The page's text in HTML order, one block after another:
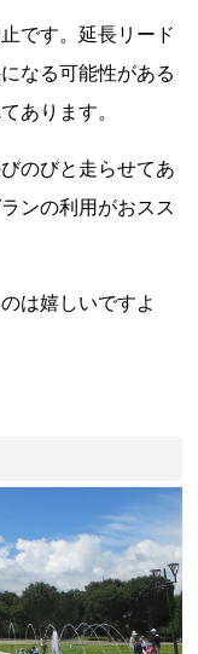
です。延長リード
なる可能性がある
あります。
のびと走らせてあ
ンの利用がおスス
は嬉しいですよ